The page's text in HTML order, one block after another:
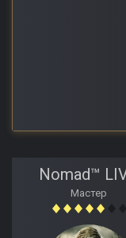
Nomad™
Мастер